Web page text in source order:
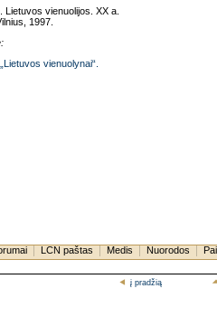
Lietuvos vienuolijos. XX a.
1997.
vienuolynai“.
LCN paštas Medis Nuorodos
į pradžią